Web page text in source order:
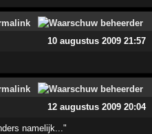
10 augustus 2009 21:57
12 augustus 2009 20:04
namelijk..."